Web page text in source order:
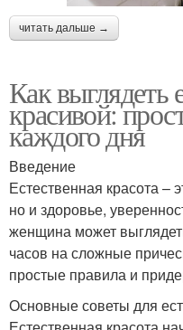
читать дальше →
Как выглядеть
красивой:
каждого дня
Введение
Естественная красота –
но и здоровье,
женщина может
часов на сложные
простые правила и
Основные советы для